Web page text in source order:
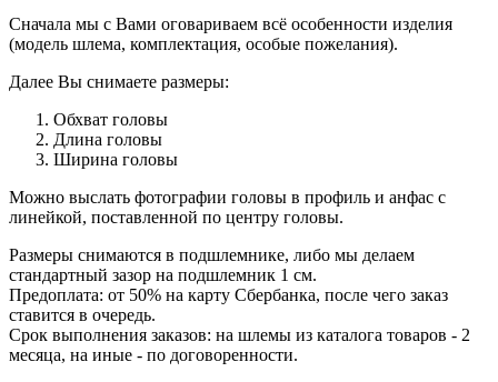
Сначала мы с Вами оговариваем всё особенности изделия
(модель шлема, комплектация, особые пожелания).
Далее Вы снимаете размеры:
Обхват головы
Длина головы
Ширина головы
Можно выслать фотографии головы в профиль и анфас с
линейкой, поставленной по центру головы.
Размеры снимаются в подшлемнике, либо мы делаем
стандартный зазор на подшлемник 1 см.
Предоплата: от 50% на карту Сбербанка, после чего заказ
ставится в очередь.
Срок выполнения заказов: на шлемы из каталога товаров - 2
месяца, на иные - по договоренности.